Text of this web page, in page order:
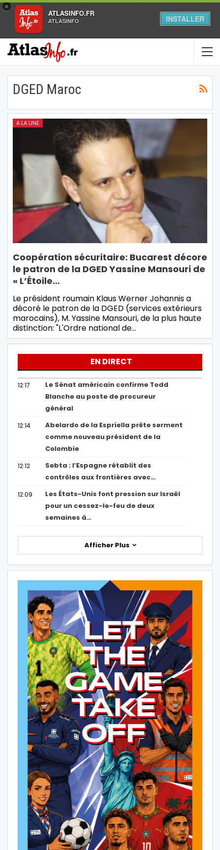
×
ATLASINFO.FR
ATLASINFO INSTALLER
DGED Maroc
A LA UNE
Coopération sécuritaire: Bucarest décore
le patron de la DGED Yassine Mansouri de
« L’Étoile…
Le président roumain Klaus Werner Johannis a
décoré le patron de la DGED (services extérieurs
marocains), M. Yassine Mansouri, de la plus haute
distinction: "L'Ordre national de…
EN DIRECT
12:17
Le Sénat américain confirme Todd
Blanche au poste de procureur
général
12:14
Abelardo de la Espriella prête serment
comme nouveau président de la
Colombie
12:12
Sebta : l’Espagne rétablit des
contrôles aux frontières avec…
12:09
Les États-Unis font pression sur Israël
pour un cessez-le-feu de deux
semaines à…
Afficher Plus